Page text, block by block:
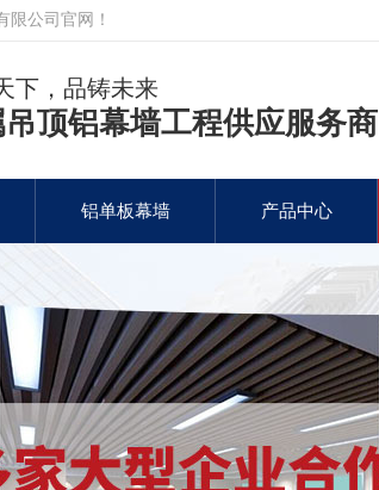
限公司官网！
下，品铸未来
顶铝幕墙工程供应服务商
铝单板幕墙 产品中心